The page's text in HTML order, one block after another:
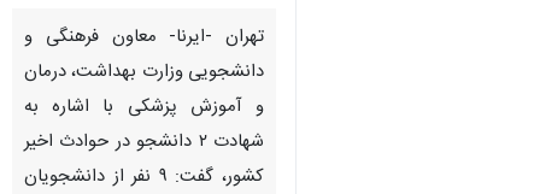
تهران -ایرنا- معاون فرهنگی و
دانشجویی وزارت بهداشت، درمان
و آموزش پزشکی با اشاره به
شهادت ۲ دانشجو در حوادث اخیر
کشور، گفت: ۹ نفر از دانشجویان